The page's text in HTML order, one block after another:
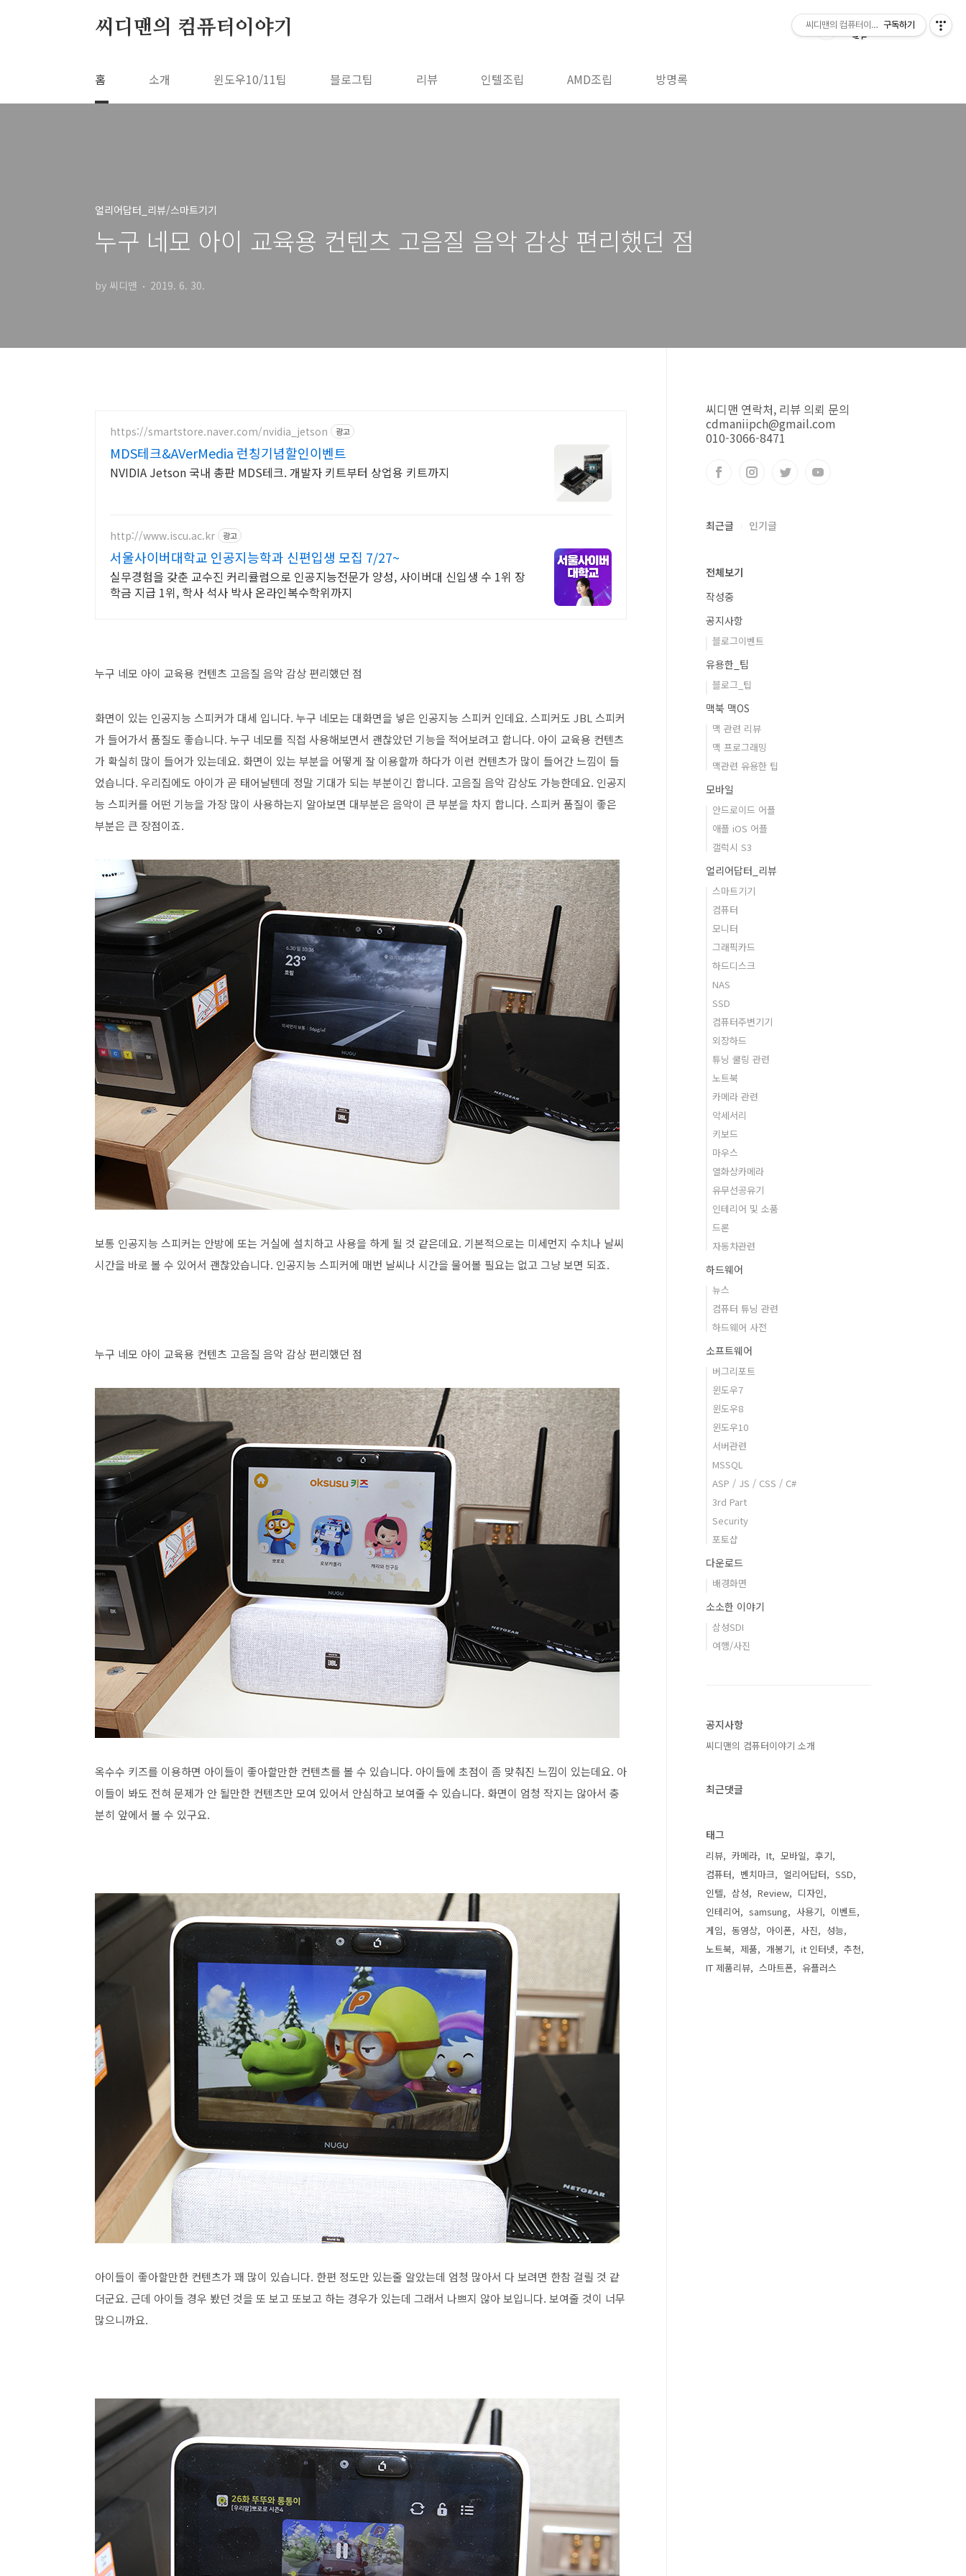
씨디맨의 컴퓨터이야기
홈 소개 윈도우10/11팁 블로그팁 리뷰 인텔조립 AMD조립 방명록
얼리어답터_리뷰/스마트기기
누구 네모 아이 교육용 컨텐츠 고음질 음악 감상 편리했던 점
by 씨디맨 2019. 6. 30.
https://smartstore.naver.com/nvidia_jetson 광고
MDS테크&AVerMedia 런칭기념할인이벤트
NVIDIA Jetson 국내 총판 MDS테크. 개발자 키트부터 상업용 키트까지
http://www.iscu.ac.kr 광고
서울사이버대학교 인공지능학과 신편입생 모집 7/27~
실무경험을 갖춘 교수진 커리큘럼으로 인공지능전문가 양성, 사이버대 신입생 수 1위 장
학금 지급 1위, 학사 석사 박사 온라인복수학위까지
누구 네모 아이 교육용 컨텐츠 고음질 음악 감상 편리했던 점
화면이 있는 인공지능 스피커가 대세 입니다. 누구 네모는 대화면을 넣은 인공지능 스피커 인데요. 스피커도 JBL 스피커
가 들어가서 품질도 좋습니다. 누구 네모를 직접 사용해보면서 괜찮았던 기능을 적어보려고 합니다. 아이 교육용 컨텐츠
가 확실히 많이 들어가 있는데요. 화면이 있는 부분을 어떻게 잘 이용할까 하다가 이런 컨텐츠가 많이 들어간 느낌이 들
었습니다. 우리집에도 아이가 곧 태어날텐데 정말 기대가 되는 부분이긴 합니다. 고음질 음악 감상도 가능한데요. 인공지
능 스피커를 어떤 기능을 가장 많이 사용하는지 알아보면 대부분은 음악이 큰 부분을 차지 합니다. 스피커 품질이 좋은
부분은 큰 장점이죠.
보통 인공지능 스피커는 안방에 또는 거실에 설치하고 사용을 하게 될 것 같은데요. 기본적으로는 미세먼지 수치나 날씨
시간을 바로 볼 수 있어서 괜찮았습니다. 인공지능 스피커에 매번 날씨나 시간을 물어볼 필요는 없고 그냥 보면 되죠.
누구 네모 아이 교육용 컨텐츠 고음질 음악 감상 편리했던 점
옥수수 키즈를 이용하면 아이들이 좋아할만한 컨텐츠를 볼 수 있습니다. 아이들에 초점이 좀 맞춰진 느낌이 있는데요. 아
이들이 봐도 전혀 문제가 안 될만한 컨텐츠만 모여 있어서 안심하고 보여줄 수 있습니다. 화면이 엄청 작지는 않아서 충
분히 앞에서 볼 수 있구요.
아이들이 좋아할만한 컨텐츠가 꽤 많이 있습니다. 한편 정도만 있는줄 알았는데 엄청 많아서 다 보려면 한참 걸릴 것 같
더군요. 근데 아이들 경우 봤던 것을 또 보고 또보고 하는 경우가 있는데 그래서 나쁘지 않아 보입니다. 보여줄 것이 너무
많으니까요.
씨디맨 연락처, 리뷰 의뢰 문의
cdmaniipch@gmail.com
010-3066-8471
최근글 인기글
전체보기
작성중
공지사항
블로그이벤트
유용한_팁
블로그_팁
맥북 맥OS
맥 관련 리뷰
맥 프로그래밍
맥관련 유용한 팁
모바일
안드로이드 어플
애플 iOS 어플
갤럭시 S3
얼리어답터_리뷰
스마트기기
컴퓨터
모니터
그래픽카드
하드디스크
NAS
SSD
컴퓨터주변기기
외장하드
튜닝 쿨링 관련
노트북
카메라 관련
악세서리
키보드
마우스
열화상카메라
유무선공유기
인테리어 및 소품
드론
자동차관련
하드웨어
뉴스
컴퓨터 튜닝 관련
하드웨어 사전
소프트웨어
버그리포트
윈도우7
윈도우8
윈도우10
서버관련
MSSQL
ASP / JS / CSS / C#
3rd Part
Security
포토샵
다운로드
배경화면
소소한 이야기
삼성SDI
여행/사진
공지사항
씨디맨의 컴퓨터이야기 소개
최근댓글
태그
리뷰 카메라 It 모바일
후기
컴퓨터
벤치마크 얼리어답터
SSD
인텔
삼성 Review
디자인
인테리어
samsung 사용기
이벤트
게임
동영상 아이폰 사진
성능
노트북
제품 개봉기 it 인터넷
추천
IT 제품리뷰
스마트폰 유플러스
씨디맨의 컴퓨터이야기구독하기